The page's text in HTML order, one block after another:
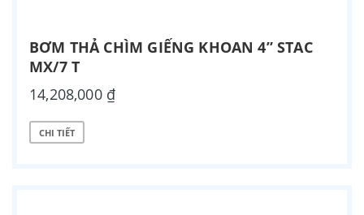
BƠM THẢ CHÌM GIẾNG KHOAN 4” STAC
MX/7 T
14,208,000 ₫
CHI TIẾT